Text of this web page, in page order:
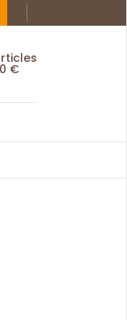
Facebook : La
Instagram :
€